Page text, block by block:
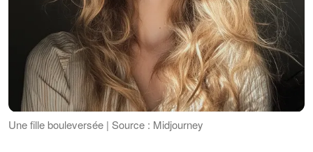
Une fille bouleversée | Source : Midjourney